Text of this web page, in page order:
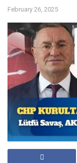
February 26, 2025